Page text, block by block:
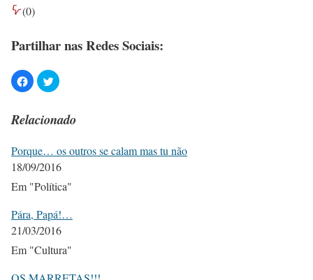
(0)
Partilhar nas Redes Sociais:
Relacionado
Porque… os outros se calam mas tu não
18/09/2016
Em "Política"
Pára, Papá!…
21/03/2016
Em "Cultura"